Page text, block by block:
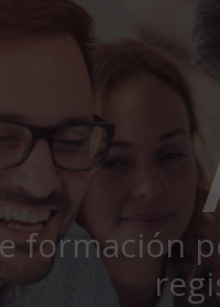
formación